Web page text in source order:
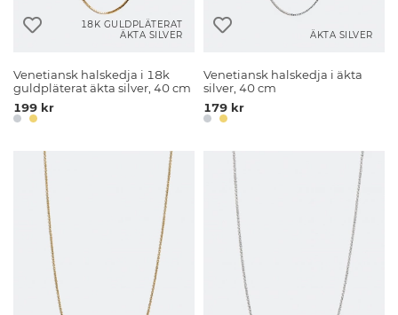
18K GULDPLÄTERAT
ÄKTA SILVER
Venetiansk halskedja i 18k
guldpläterat äkta silver, 40 cm
199 kr
ÄKTA SILVER
Venetiansk halskedja i äkta
silver, 40 cm
179 kr